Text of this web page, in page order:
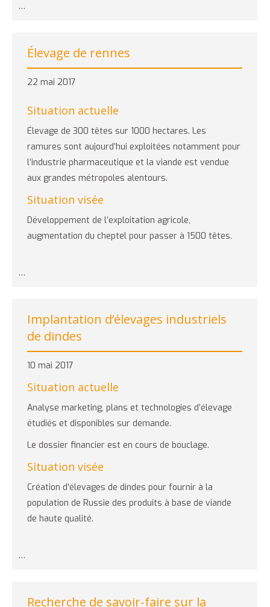
…
Élevage de rennes
22 mai 2017
Situation actuelle
Élevage de 300 têtes sur 1000 hectares. Les
ramures sont aujourd’hui exploitées notamment pour
l’industrie pharmaceutique et la viande est vendue
aux grandes métropoles alentours.
Situation visée
Développement de l’exploitation agricole,
augmentation du cheptel pour passer à 1500 têtes.
…
Implantation d’élevages industriels
de dindes
10 mai 2017
Situation actuelle
Analyse marketing, plans et technologies d’élevage
étudiés et disponibles sur demande.
Le dossier financier est en cours de bouclage.
Situation visée
Création d’élevages de dindes pour fournir à la
population de Russie des produits à base de viande
de haute qualité.
…
Recherche de savoir-faire sur la